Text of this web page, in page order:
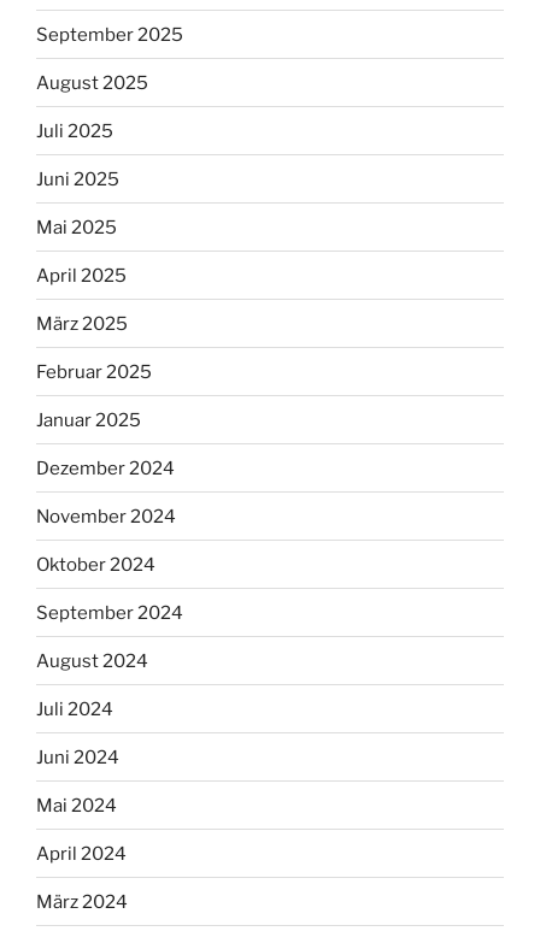
September 2025
August 2025
Juli 2025
Juni 2025
Mai 2025
April 2025
März 2025
Februar 2025
Januar 2025
Dezember 2024
November 2024
Oktober 2024
September 2024
August 2024
Juli 2024
Juni 2024
Mai 2024
April 2024
März 2024